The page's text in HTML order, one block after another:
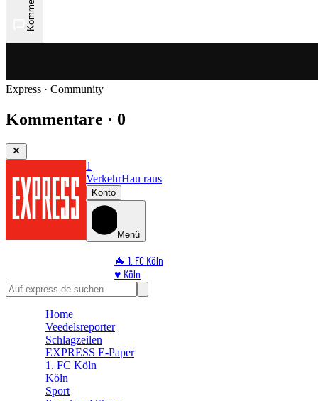
Express · Community
Kommentare · 0
1
VerkehrHau raus
Konto
Menü
🐐 1. FC Köln
♥️ Köln
⭐ Promi
🛒 Shoppingwelt
Home
Veedelsreporter
Schlagzeilen
EXPRESS E-Paper
1. FC Köln
Köln
Sport